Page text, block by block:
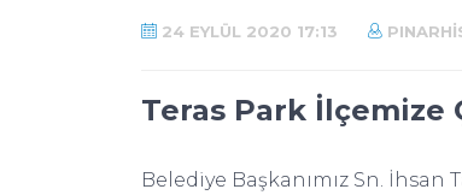
24 EYLÜL 2020 17:13
Teras Park İlçemize
Belediye Başkanımız Sn. İhsan